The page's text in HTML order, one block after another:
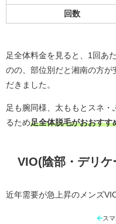
回数
足全体料金を見ると、1回あ
のの、部位別だと湘南の方が
だきました。
足も腕同様、太ももとスネ
るため足全体脱毛がおおすす
VIO(陰部・デリケ
近年需要が急上昇のメンズ
ス